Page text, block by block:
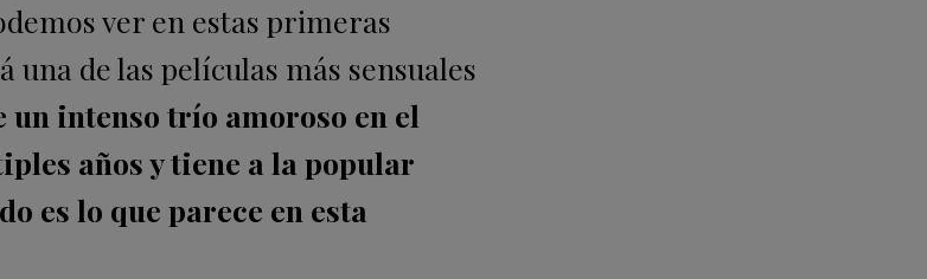
ver en estas primeras
una de las películas más sensuales
intenso trío amoroso en el
años y tiene a la popular
es lo que parece en esta